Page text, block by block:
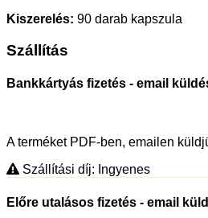
Kiszerelés: 90 darab kapszula
Szállítás
Bankkártyás fizetés - email
A terméket PDF-ben, emailen
Szállítási díj: Ingyenes
Előre utalásos fizetés - email